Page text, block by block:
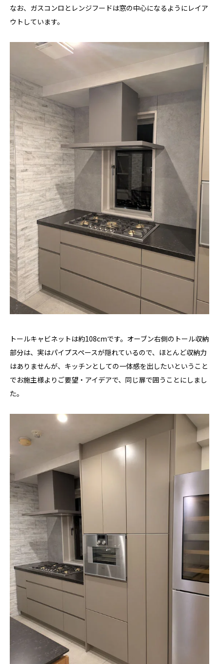
なお、ガスコンロとレンジフードは窓の中心になるようにレイア
ウトしています。
トールキャビネットは約108cmです。オーブン右側のトール収納
部分は、実はパイプスペースが隠れているので、ほとんど収納力
はありませんが、キッチンとしての一体感を出したいということ
でお施主様よりご要望・アイデアで、同じ扉で囲うことにしまし
た。